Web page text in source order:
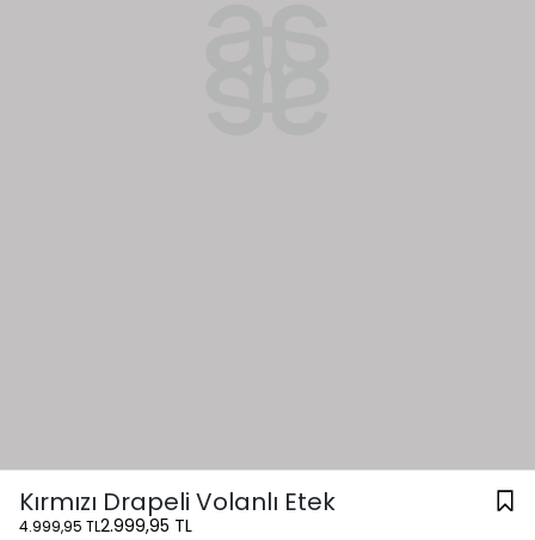
Kırmızı Drapeli Volanlı Etek
4.999,95 TL2.999,95 TL